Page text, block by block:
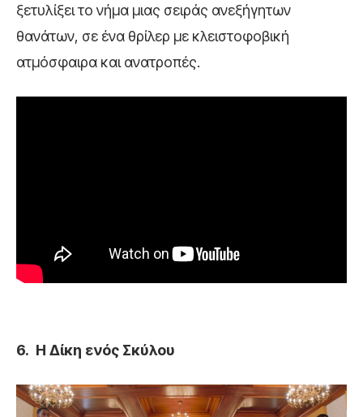
ξετυλίξει το νήμα μιας σειράς ανεξήγητων
θανάτων, σε ένα θρίλερ με κλειστοφοβική
ατμόσφαιρα και ανατροπές.
6. Η Δίκη ενός Σκύλου